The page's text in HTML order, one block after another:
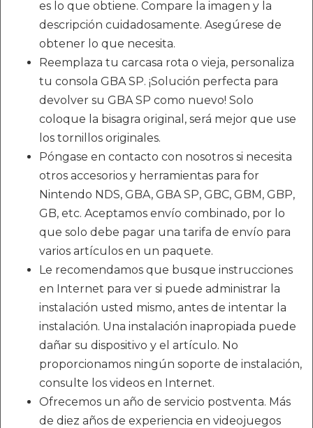
es lo que obtiene. Compare la imagen y la
descripción cuidadosamente. Asegúrese de
obtener lo que necesita.
Reemplaza tu carcasa rota o vieja, personaliza
tu consola GBA SP. ¡Solución perfecta para
devolver su GBA SP como nuevo! Solo
coloque la bisagra original, será mejor que use
los tornillos originales.
Póngase en contacto con nosotros si necesita
otros accesorios y herramientas para for
Nintendo NDS, GBA, GBA SP, GBC, GBM, GBP,
GB, etc. Aceptamos envío combinado, por lo
que solo debe pagar una tarifa de envío para
varios artículos en un paquete.
Le recomendamos que busque instrucciones
en Internet para ver si puede administrar la
instalación usted mismo, antes de intentar la
instalación. Una instalación inapropiada puede
dañar su dispositivo y el artículo. No
proporcionamos ningún soporte de instalación,
consulte los videos en Internet.
Ofrecemos un año de servicio postventa. Más
de diez años de experiencia en videojuegos